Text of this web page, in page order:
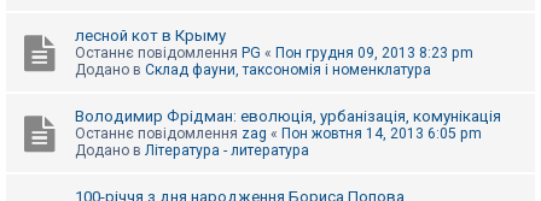
е
лесной кот в Крыму
Останнє повідомлення PG « Пон грудня 09, 2013 8:23 pm
Додано в Склад фауни, таксономія і номенклатура
Володимир Фрідман: еволюція, урбанізація, комунікація
Останнє повідомлення zag « Пон жовтня 14, 2013 6:05 pm
Додано в Література - литература
100-річчя з дня народження Бориса Попова